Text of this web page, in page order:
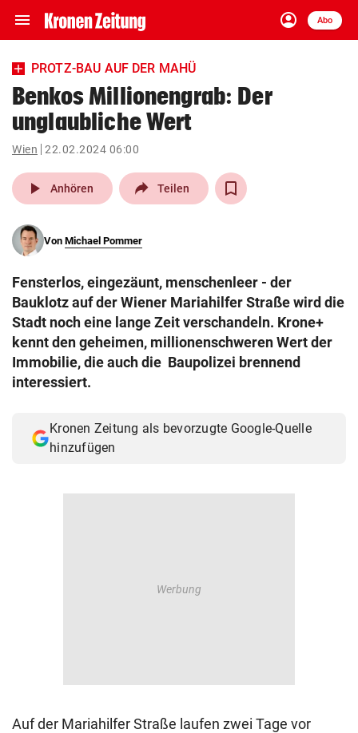
menu Navigation
ein-/ausklappen
account_circle
Anmelden
Abo
close Schließen
account_circle Anmelden
pin_drop
Wien arrow_right
search
eingeben
© Krone Multimedia GmbH & Co KG 2026
Muthgasse 2, 1190 Wien
PROTZ-BAU AUF DER MAHÜ
Benkos Millionengrab: Der
unglaubliche Wert
Wien 22.02.2024 06:00
play_arrow Anhören Teilen
Von Michael Pommer
Fensterlos, eingezäunt, menschenleer - der
Bauklotz auf der Wiener Mariahilfer Straße wird die
Stadt noch eine lange Zeit verschandeln. Krone+
kennt den geheimen, millionenschweren Wert der
Immobilie, die auch die Baupolizei brennend
interessiert.
Kronen Zeitung als bevorzugte Google-Quelle
hinzufügen
Auf der Mariahilfer Straße laufen zwei Tage vor